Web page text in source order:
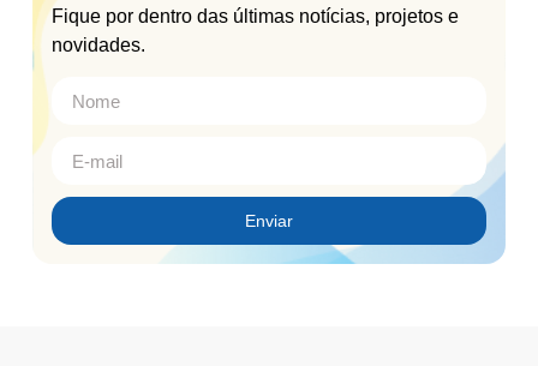
Fique por dentro das últimas notícias, projetos e
novidades.
Enviar